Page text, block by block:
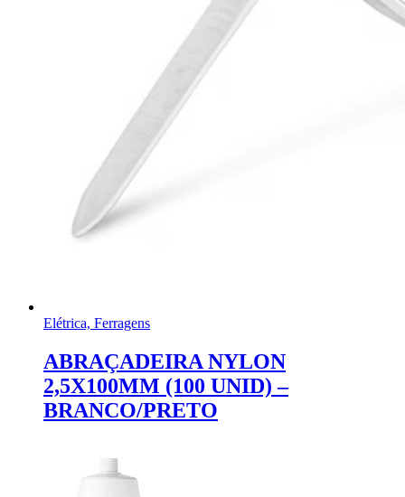
Elétrica, Ferragens
ABRAÇADEIRA NYLON
2,5X100MM (100 UNID) –
BRANCO/PRETO